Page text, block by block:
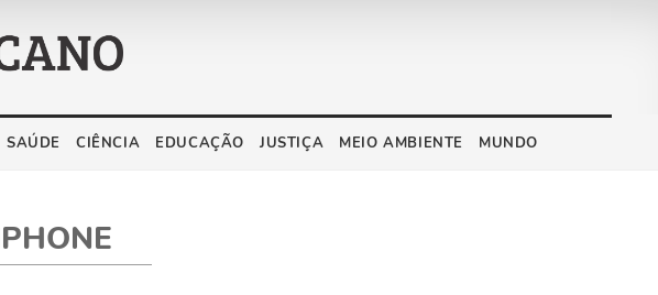
SAÚDE CIÊNCIA EDUCAÇÃO JUSTIÇA MEIO AMBIENTE MUNDO